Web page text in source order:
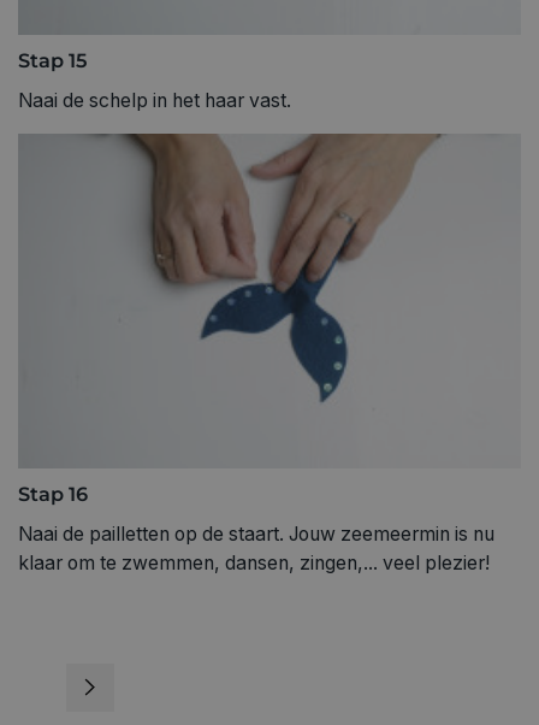
Stap 15
Naai de schelp in het haar vast.
Stap 16
Naai de pailletten op de staart. Jouw zeemeermin is nu
klaar om te zwemmen, dansen, zingen,... veel plezier!